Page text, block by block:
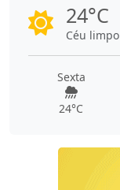
24°C
Céu limpo
Sexta
24°C